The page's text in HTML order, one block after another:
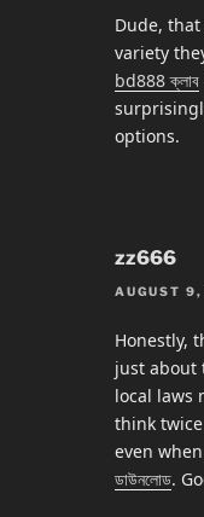
Dude,
variety
bd888 ক্লাব
options.
zz666
AUGUST
Honestly,
just about
local laws
think
even
ডাউনলোড.